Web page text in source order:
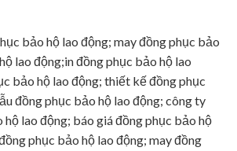
bảo hộ lao động; may đồng phục bảo
lao động;in đồng phục bảo hộ lao
bảo hộ lao động; thiết kế đồng phục
đồng phục bảo hộ lao động; công ty
hộ lao động; báo giá đồng phục bảo hộ
phục bảo hộ lao động; may đồng